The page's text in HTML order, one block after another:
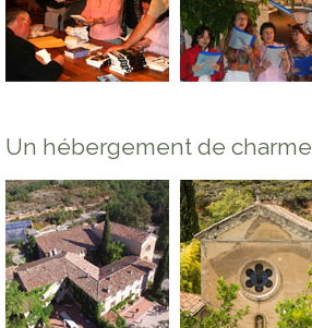
Un hébergement de charme